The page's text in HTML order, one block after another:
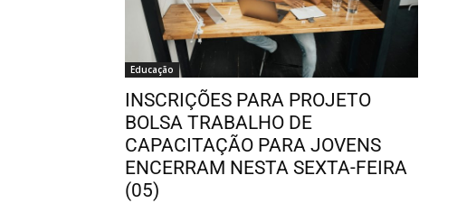
Educação
INSCRIÇÕES PARA PROJETO
BOLSA TRABALHO DE
CAPACITAÇÃO PARA JOVENS
ENCERRAM NESTA SEXTA-FEIRA
(05)